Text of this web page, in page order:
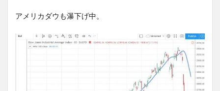
アメリカダウも瀑下げ中。